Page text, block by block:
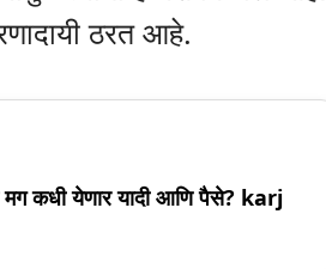
ठरत आहे.
मग कधी येणार यादी आणि पैसे? karj